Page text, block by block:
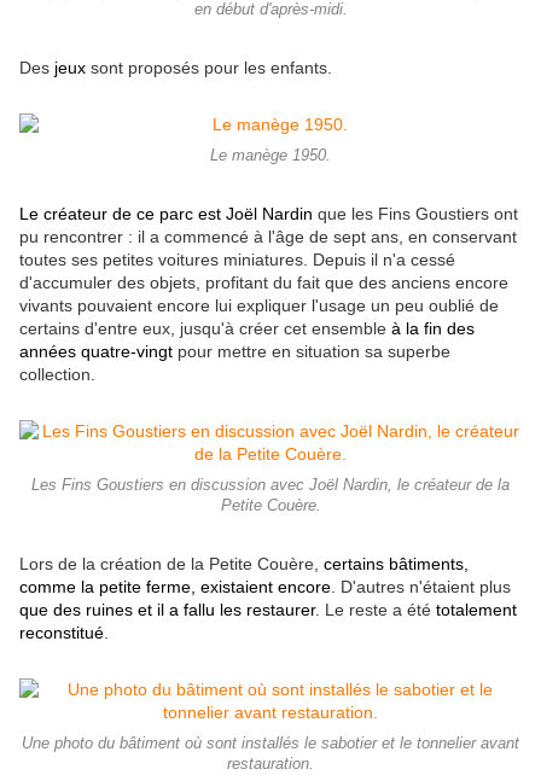
en début d'après-midi.
Des jeux sont proposés pour les enfants.
Le manège 1950.
Le créateur de ce parc est Joël Nardin que les Fins Goustiers ont
pu rencontrer : il a commencé à l'âge de sept ans, en conservant
toutes ses petites voitures miniatures. Depuis il n'a cessé
d'accumuler des objets, profitant du fait que des anciens encore
vivants pouvaient encore lui expliquer l'usage un peu oublié de
certains d'entre eux, jusqu'à créer cet ensemble à la fin des
années quatre-vingt pour mettre en situation sa superbe
collection.
Les Fins Goustiers en discussion avec Joël Nardin, le créateur de la
Petite Couère.
Lors de la création de la Petite Couère, certains bâtiments,
comme la petite ferme, existaient encore . D'autres n'étaient plus
que des ruines et il a fallu les restaurer. Le reste a été totalement
reconstitué
Une photo du bâtiment où sont installés le sabotier et le tonnelier avant
restauration.